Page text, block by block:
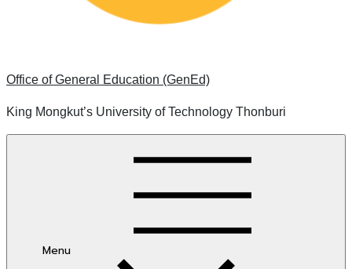
Office of General Education (GenEd)
King Mongkut’s University of Technology Thonburi
Menu